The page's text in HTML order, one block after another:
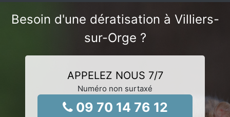
Besoin d'une dératisation à Villiers-
sur-Orge ?
APPELEZ NOUS 7/7
Numéro non surtaxé
09 70 14 76 12